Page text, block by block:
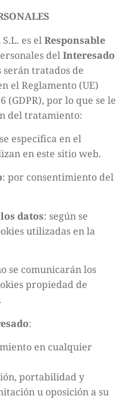
es elResponsable
delInteresado
serán tratados de
el Reglamento (UE)
(GDPR), por lo que se le
del tratamiento:
especifica en el
en este sitio web.
: por consentimiento del
datos: según se
utilizadas en la
se comunicarán los
propiedad de
:
en cualquier
portabilidad y
u oposición a su